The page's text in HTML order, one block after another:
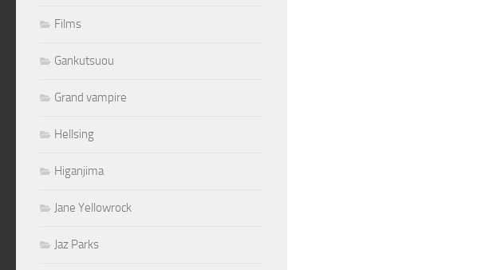
Films
Gankutsuou
Grand vampire
Hellsing
Higanjima
Jane Yellowrock
Jaz Parks